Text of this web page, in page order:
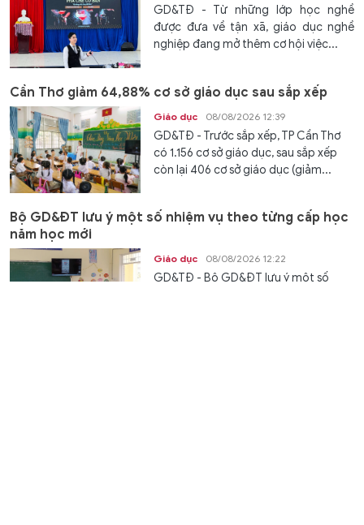
GD&TĐ - Từ những lớp học nghề
được đưa về tận xã, giáo dục nghề
nghiệp đang mở thêm cơ hội việc...
Cần Thơ giảm 64,88% cơ sở giáo dục sau sắp xếp
Giáo dục 08/08/2026 12:39
GD&TĐ - Trước sắp xếp, TP Cần Thơ
có 1.156 cơ sở giáo dục, sau sắp xếp
còn lại 406 cơ sở giáo dục (giảm...
Bộ GD&ĐT lưu ý một số nhiệm vụ theo từng cấp học
năm học mới
Giáo dục 08/08/2026 12:22
GD&TĐ - Bộ GD&ĐT lưu ý một số